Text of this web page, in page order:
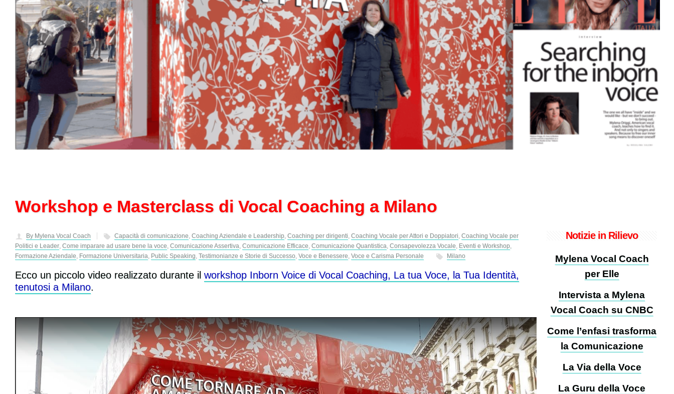
Workshop e Masterclass di Vocal Coaching a Milano
By Mylena Vocal Coach Capacità di comunicazione Coaching Aziendale e Leadership Coaching per dirigenti Coaching Vocale per Attori e Doppiatori Coaching Vocale per
Politici e Leader Come imparare ad usare bene la voce Comunicazione Assertiva Comunicazione Efficace Comunicazione Quantistica Consapevolezza Vocale Eventi e Workshop
Formazione Aziendale Formazione Universitaria Public Speaking Testimonianze e Storie di Successo Voce e Benessere Voce e Carisma Personale Milano
Ecco un piccolo video realizzato durante il workshop Inborn Voice di Vocal Coaching, La tua Voce, la Tua Identità,
tenutosi a Milano.
Notizie in Rilievo
Mylena Vocal Coach
per Elle
Intervista a Mylena
Vocal Coach su CNBC
Come l’enfasi trasforma
la Comunicazione
La Via della Voce
La Guru della Voce